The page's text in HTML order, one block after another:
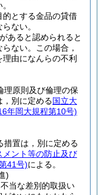
とする金品の貸借
ない。
あると認められると
ない。
この場合，
由になんらの不利
理原則及び倫理の保
別に定める国立大
年岡大規程第10号)
措置は，別に定める
メント等の防止及び
41号)による。
)
当な差別的取扱い